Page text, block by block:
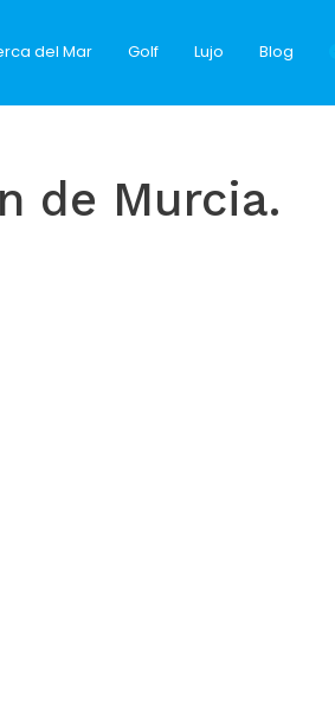
del Mar Golf Lujo Blog
de Murcia.